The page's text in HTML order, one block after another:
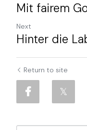
Mit fairem
Next
Hinter die
Return to site